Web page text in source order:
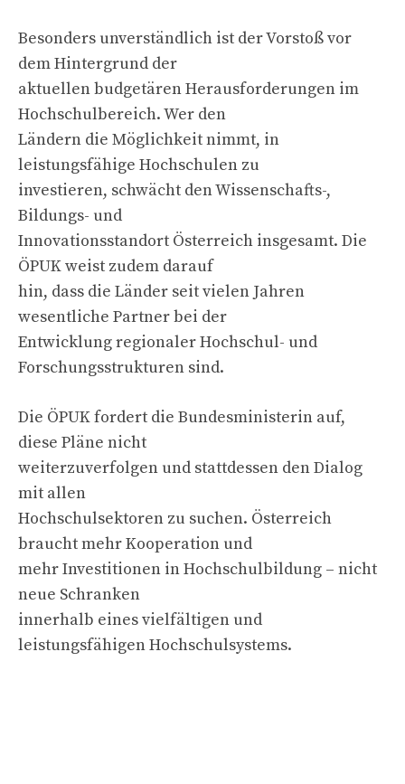
Besonders unverständlich ist der Vorstoß vor
dem Hintergrund der
aktuellen budgetären Herausforderungen im
Hochschulbereich. Wer den
Ländern die Möglichkeit nimmt, in
leistungsfähige Hochschulen zu
investieren, schwächt den Wissenschafts-,
Bildungs- und
Innovationsstandort Österreich insgesamt. Die
ÖPUK weist zudem darauf
hin, dass die Länder seit vielen Jahren
wesentliche Partner bei der
Entwicklung regionaler Hochschul- und
Forschungsstrukturen sind.
Die ÖPUK fordert die Bundesministerin auf,
diese Pläne nicht
weiterzuverfolgen und stattdessen den Dialog
mit allen
Hochschulsektoren zu suchen. Österreich
braucht mehr Kooperation und
mehr Investitionen in Hochschulbildung – nicht
neue Schranken
innerhalb eines vielfältigen und
leistungsfähigen Hochschulsystems.